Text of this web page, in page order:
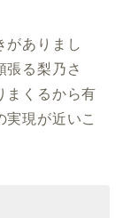
がありまし
張る梨乃さ
まくるから有
現が近いこ